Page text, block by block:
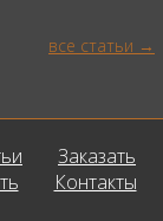
все статьи
Заказать
Контакты